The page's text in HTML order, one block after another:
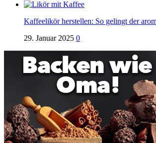
Kaffeelikör herstellen: So gelingt der
29. Januar 2025 0